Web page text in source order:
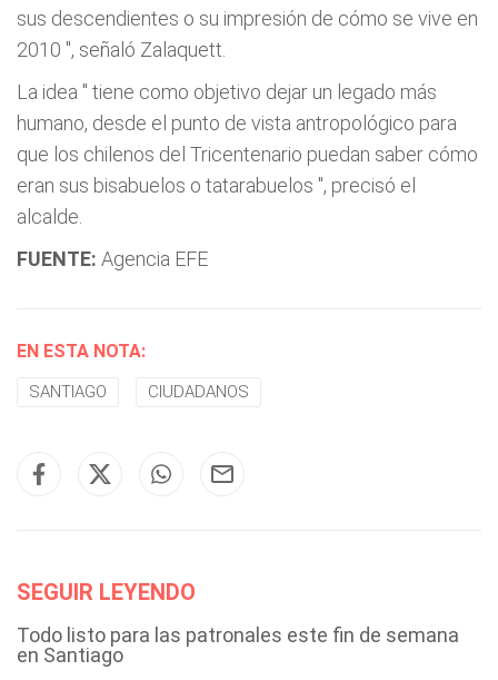
sus descendientes o su impresión de cómo se vive en
2010 ", señaló Zalaquett.
La idea " tiene como objetivo dejar un legado más
humano, desde el punto de vista antropológico para
que los chilenos del Tricentenario puedan saber cómo
eran sus bisabuelos o tatarabuelos ", precisó el
alcalde.
FUENTE: Agencia EFE
EN ESTA NOTA:
SANTIAGO CIUDADANOS
SEGUIR LEYENDO
Todo listo para las patronales este fin de semana
en Santiago